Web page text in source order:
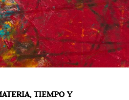
TIEMPO Y